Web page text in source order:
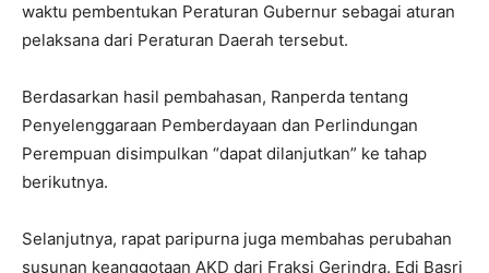
waktu pembentukan Peraturan Gubernur sebagai aturan
pelaksana dari Peraturan Daerah tersebut.
Berdasarkan hasil pembahasan, Ranperda tentang
Penyelenggaraan Pemberdayaan dan Perlindungan
Perempuan disimpulkan “dapat dilanjutkan” ke tahap
berikutnya.
Selanjutnya, rapat paripurna juga membahas perubahan
susunan keanggotaan AKD dari Fraksi Gerindra. Edi Basri